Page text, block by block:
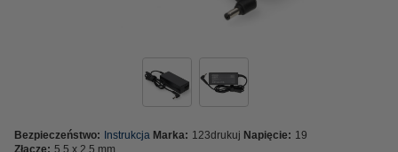
Bezpieczeństwo: Instrukcja Marka: 123drukuj Napięcie: 19
Złącze: 5,5 x 2,5 mm